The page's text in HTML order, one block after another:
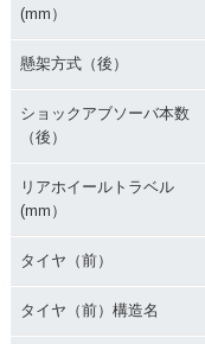
(mm）
懸架方式（後）
ショックアブソーバ本数
（後）
リアホイールトラベル
(mm）
タイヤ（前）
タイヤ（前）構造名